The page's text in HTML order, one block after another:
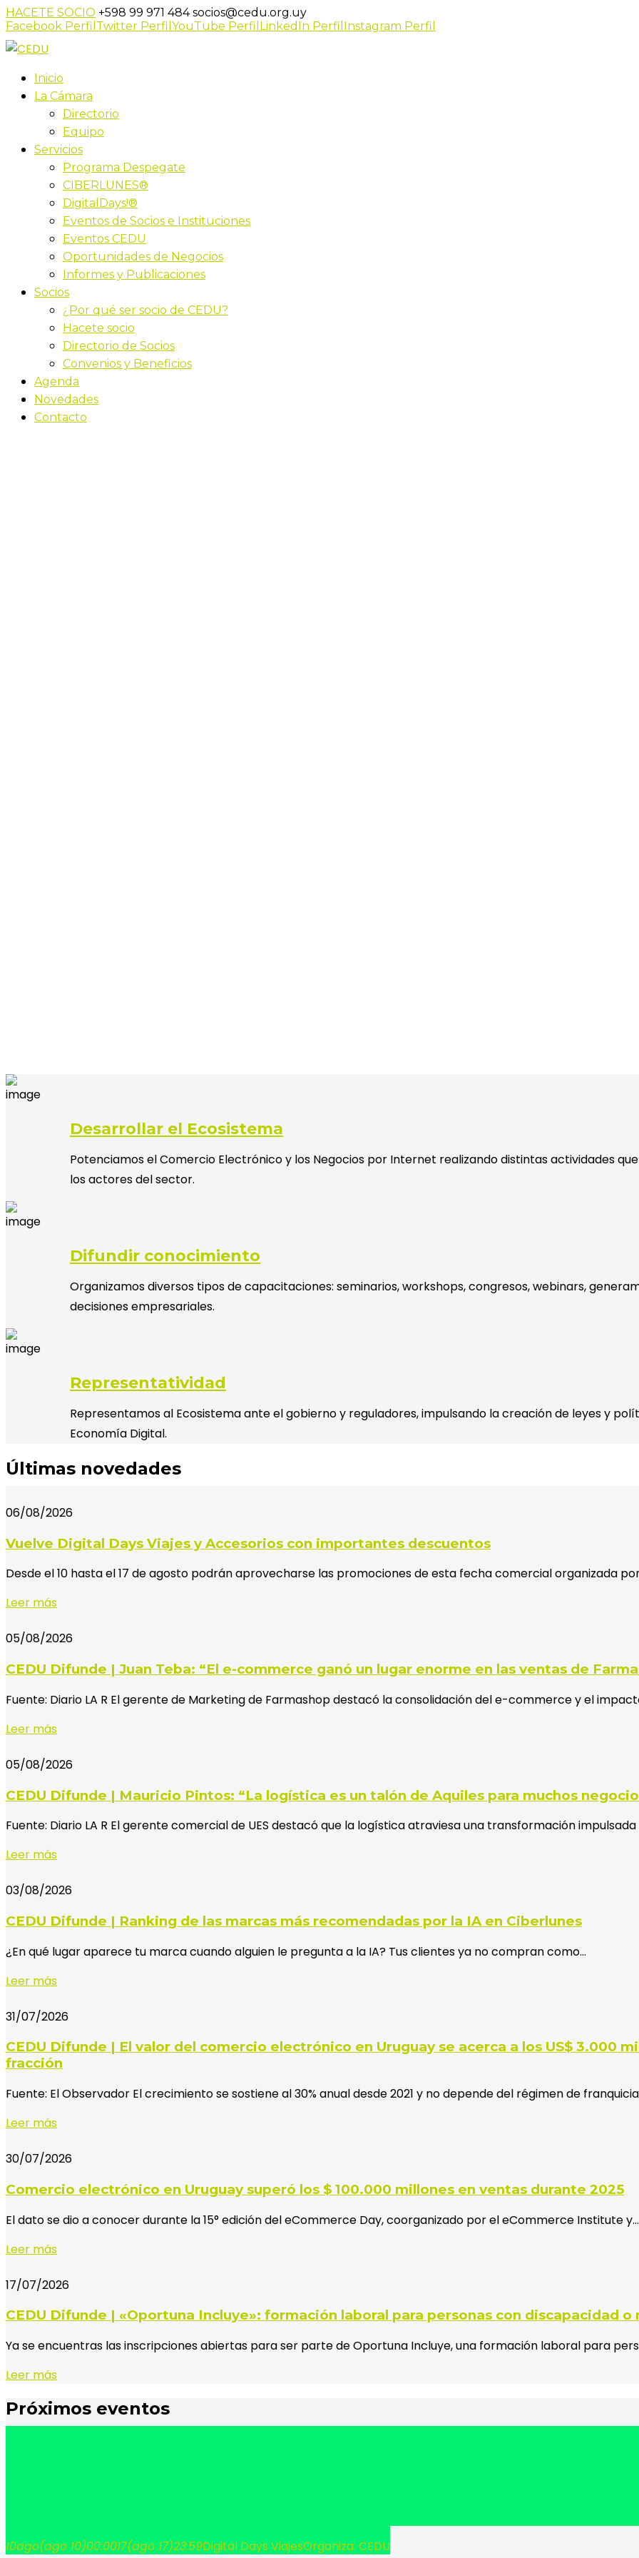
HACETE SOCIO +598 99 971 484socios@cedu.org.uy
Facebook Perfil Twitter Perfil YouTube Perfil LinkedIn Perfil Instagram Perfil
Inicio
La Cámara
Directorio
Equipo
Servicios
Programa Despegate
CIBERLUNES®
DigitalDays!®
Eventos de Socios e Instituciones
Eventos CEDU
Oportunidades de Negocios
Informes y Publicaciones
Socios
¿Por qué ser socio de CEDU?
Hacete socio
Directorio de Socios
Convenios y Beneficios
Agenda
Novedades
Contacto
Desarrollar el Ecosistema
Potenciamos el Comercio Electrónico y los Negocios por Internet realizando distintas actividades
los actores del sector.
Difundir conocimiento
Organizamos diversos tipos de capacitaciones: seminarios, workshops, congresos, webinars,
decisiones empresariales.
Representatividad
Representamos al Ecosistema ante el gobierno y reguladores, impulsando la creación de leyes y
Economía Digital.
Últimas novedades
06/08/2026
Vuelve Digital Days Viajes y Accesorios con importantes descuentos
Desde el 10 hasta el 17 de agosto podrán aprovecharse las promociones de esta fecha comercial organizada
Leer más
05/08/2026
CEDU Difunde | Juan Teba: “El e-commerce ganó un lugar enorme en las ventas de
Fuente: Diario LA R El gerente de Marketing de Farmashop destacó la consolidación del e-commerce y el
Leer más
05/08/2026
CEDU Difunde | Mauricio Pintos: “La logística es un talón de Aquiles para muchos
Fuente: Diario LA R El gerente comercial de UES destacó que la logística atraviesa una transformación
Leer más
03/08/2026
CEDU Difunde | Ranking de las marcas más recomendadas por la IA en Ciberlunes
¿En qué lugar aparece tu marca cuando alguien le pregunta a la IA? Tus clientes ya no compran como…
Leer más
31/07/2026
CEDU Difunde | El valor del comercio electrónico en Uruguay se acerca a los US$ 3.000
fracción
Fuente: El Observador El crecimiento se sostiene al 30% anual desde 2021 y no depende del régimen de
Leer más
30/07/2026
Comercio electrónico en Uruguay superó los $ 100.000 millones en ventas durante 2025
El dato se dio a conocer durante la 15° edición del eCommerce Day, coorganizado por el eCommerce Institute y…
Leer más
17/07/2026
CEDU Difunde | «Oportuna Incluye»: formación laboral para personas con discapacidad
Ya se encuentras las inscripciones abiertas para ser parte de Oportuna Incluye, una formación laboral para
Leer más
Próximos eventos
10ago(ago 10)00:0017(ago 17)23:59Digital Days ViajesOrganiza: CEDU